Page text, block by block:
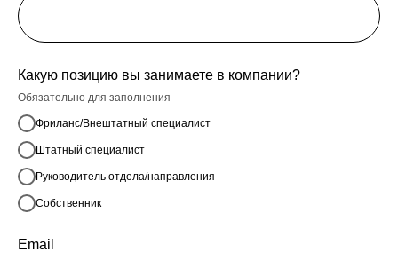
Какую позицию вы занимаете в компании?
Обязательно для заполнения
Фриланс/Внештатный специалист
Штатный специалист
Руководитель отдела/направления
Собственник
Email